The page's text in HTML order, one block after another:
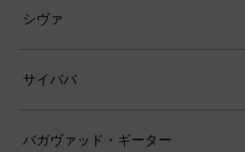
シヴァ
サイババ
バガヴァッド・ギーター